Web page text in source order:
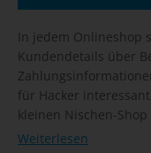
In jedem Onlineshop
Kundendetails über
für Hacker
kleinen Nischen-
Weiterlesen